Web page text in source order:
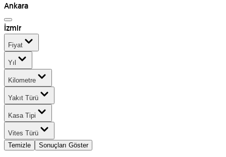
Ankara
İzmir
Fiyat
Yıl
Kilometre
Yakıt Türü
Kasa Tipi
Vites Türü
Temizle
Sonuçları Göster